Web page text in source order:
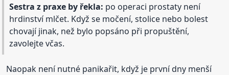
Sestra z praxe by řekla: po operaci prostaty není
hrdinství mlčet. Když se močení, stolice nebo bolest
chovají jinak, než bylo popsáno při propuštění,
zavolejte včas.
Naopak není nutné panikařit, když je první dny menší